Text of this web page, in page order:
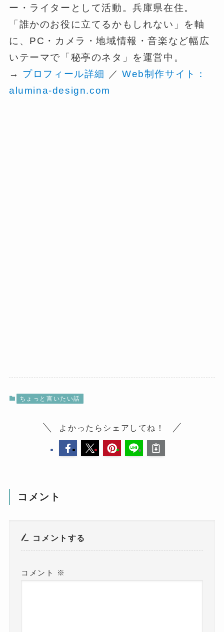
ー・ライターとして活動。兵庫県在住。
「誰かのお役に立てるかもしれない」を軸
に、PC・カメラ・地域情報・音楽など幅広
いテーマで「秘亭のネタ」を運営中。
→ プロフィール詳細 ／ Web制作サイト：
alumina-design.com
ちょっと言いたい話
よかったらシェアしてね！
コメント
コメントする
コメント ※